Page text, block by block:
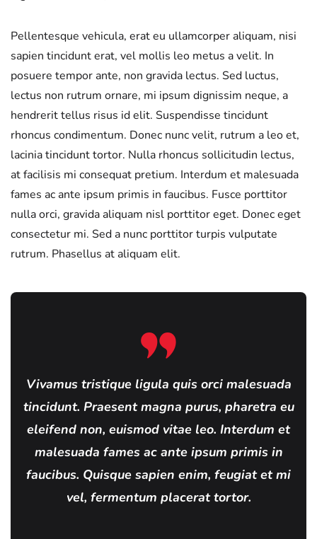
Pellentesque vehicula, erat eu ullamcorper aliquam, nisi
sapien tincidunt erat, vel mollis leo metus a velit. In
posuere tempor ante, non gravida lectus. Sed luctus,
lectus non rutrum ornare, mi ipsum dignissim neque, a
hendrerit tellus risus id elit. Suspendisse tincidunt
rhoncus condimentum. Donec nunc velit, rutrum a leo et,
lacinia tincidunt tortor. Nulla rhoncus sollicitudin lectus,
at facilisis mi consequat pretium. Interdum et malesuada
fames ac ante ipsum primis in faucibus. Fusce porttitor
nulla orci, gravida aliquam nisl porttitor eget. Donec eget
consectetur mi. Sed a nunc porttitor turpis vulputate
rutrum. Phasellus at aliquam elit.
Vivamus tristique ligula quis orci malesuada
tincidunt. Praesent magna purus, pharetra eu
eleifend non, euismod vitae leo. Interdum et
malesuada fames ac ante ipsum primis in
faucibus. Quisque sapien enim, feugiat et mi
vel, fermentum placerat tortor.